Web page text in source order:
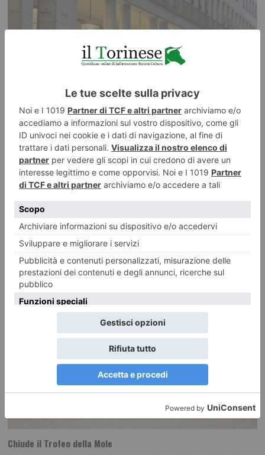
Via Roma ritrova la sua luce: termina il restauro dei lampioni
storici
Insieme a via Roma, sono pronti a tornare a splendere anche gli storici
lampioni “Piacentini”.
Chiude il Trofeo della Mole